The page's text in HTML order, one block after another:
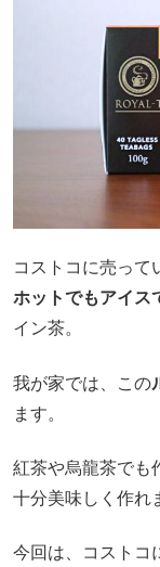
コストコに売って
ホットでもアイス
イン茶。
我が家では、この
ます。
紅茶や烏龍茶でも
十分美味しく作れ
今回は、コストコ